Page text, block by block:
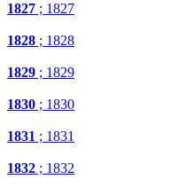
1827 ; 1827
1828 ; 1828
1829 ; 1829
1830 ; 1830
1831 ; 1831
1832 ; 1832